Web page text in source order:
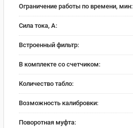
Ограничение работы по времени, мин:
Сила тока, А:
Встроенный фильтр:
В комплекте со счетчиком:
Количество табло:
Возможность калибровки:
Поворотная муфта: